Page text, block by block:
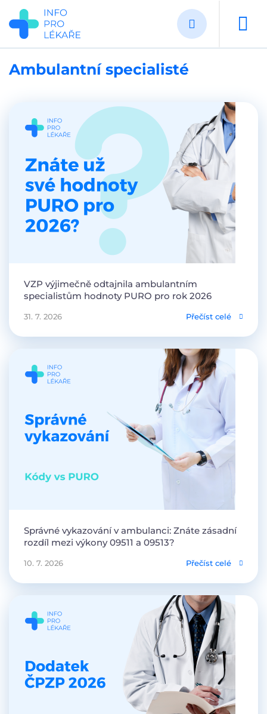
Přejít
hlavnímu
obsahu
Ambulantní specialisté
VZP výjimečně odtajnila ambulantním
specialistům hodnoty PURO pro rok 2026
31. 7. 2026 Přečíst celé
Správné vykazování v ambulanci: Znáte zásadní
rozdíl mezi výkony 09511 a 09513?
10. 7. 2026 Přečíst celé